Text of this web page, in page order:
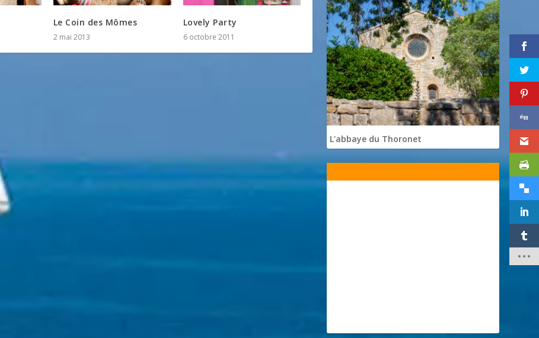
Le Coin des Mômes
2 mai 2013
Lovely Party
6 octobre 2011
L'abbaye du Thoronet